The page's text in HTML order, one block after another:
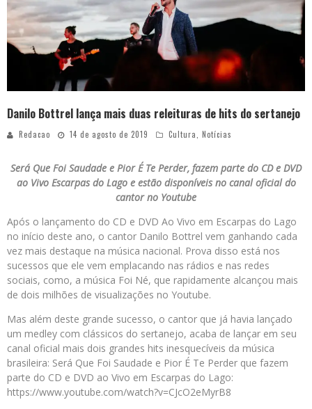
Danilo Bottrel lança mais duas releituras de hits do sertanejo
Redacao 14 de agosto de 2019 Cultura, Notícias
Será Que Foi Saudade e Pior É Te Perder, fazem parte do CD e DVD
ao Vivo Escarpas do Lago e estão disponíveis no canal oficial do
cantor no Youtube
Após o lançamento do CD e DVD Ao Vivo em Escarpas do Lago
no início deste ano, o cantor Danilo Bottrel vem ganhando cada
vez mais destaque na música nacional. Prova disso está nos
sucessos que ele vem emplacando nas rádios e nas redes
sociais, como, a música Foi Né, que rapidamente alcançou mais
de dois milhões de visualizações no Youtube.
Mas além deste grande sucesso, o cantor que já havia lançado
um medley com clássicos do sertanejo, acaba de lançar em seu
canal oficial mais dois grandes hits inesquecíveis da música
brasileira: Será Que Foi Saudade e Pior É Te Perder que fazem
parte do CD e DVD ao Vivo em Escarpas do Lago:
https://www.youtube.com/watch?v=CJcO2eMyrB8